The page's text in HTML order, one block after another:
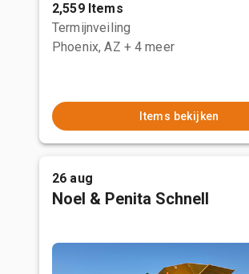
2,559 Items
Termijnveiling
Phoenix, AZ + 4 meer
Items bekijken
26 aug
Noel & Penita Schnell